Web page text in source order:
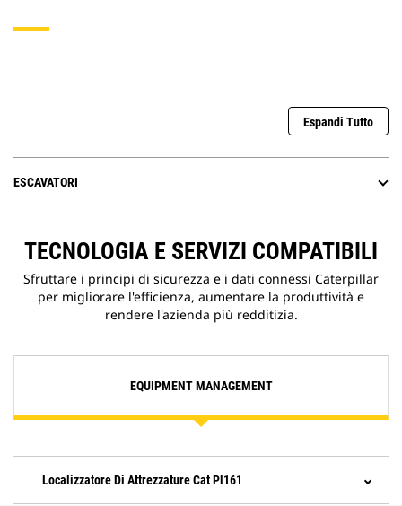
Espandi Tutto
ESCAVATORI
TECNOLOGIA E SERVIZI COMPATIBILI
Sfruttare i principi di sicurezza e i dati connessi Caterpillar
per migliorare l'efficienza, aumentare la produttività e
rendere l'azienda più redditizia.
EQUIPMENT MANAGEMENT
Localizzatore Di Attrezzature Cat Pl161